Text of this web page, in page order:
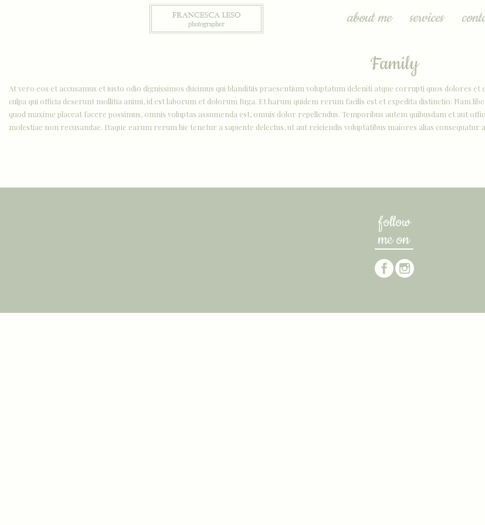
about me services
Family
At vero eos et accusamus et iusto odio dignissimos ducimus qui blanditiis praesentium voluptatum deleniti atque corrupti quos dolores
culpa qui officia deserunt mollitia animi, id est laborum et dolorum fuga. Et harum quidem rerum facilis est et expedita distinctio. Nam
quod maxime placeat facere possimus, omnis voluptas assumenda est, omnis dolor repellendus. Temporibus autem quibusdam et aut
molestiae non recusandae. Itaque earum rerum hic tenetur a sapiente delectus, ut aut reiciendis voluptatibus maiores alias
follow
me on